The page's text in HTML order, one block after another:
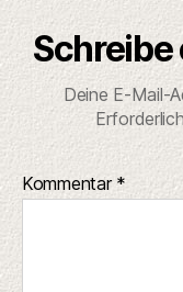
Deine E-Mail-
Kommentar *